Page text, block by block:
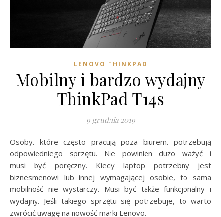
LENOVO THINKPAD
Mobilny i bardzo wydajny
ThinkPad T14s
9 grudnia 2019
Osoby, które często pracują poza biurem, potrzebują
odpowiedniego sprzętu. Nie powinien dużo ważyć i
musi być poręczny. Kiedy laptop potrzebny jest
biznesmenowi lub innej wymagającej osobie, to sama
mobilność nie wystarczy. Musi być także funkcjonalny i
wydajny. Jeśli takiego sprzętu się potrzebuje, to warto
zwrócić uwagę na nowość marki Lenovo.